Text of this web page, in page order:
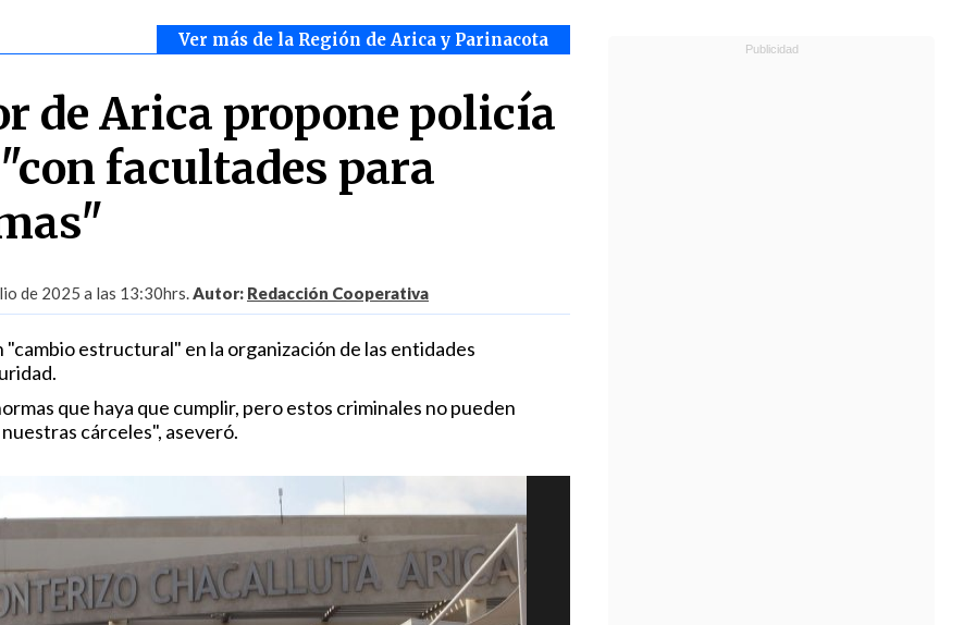
Ver más de la Región de Arica y Parinacota
de Arica propone policía
facultades para
de 2025 a las 13:30hrs.Autor: Redacción Cooperativa
"cambio estructural" en la organización de las entidades
que haya que cumplir, pero estos criminales no pueden
cárceles", aseveró.